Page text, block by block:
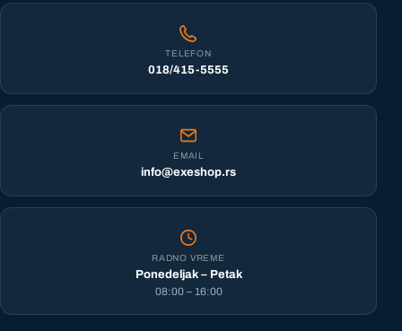
TELEFON
018/415-5555
EMAIL
info@exeshop.rs
RADNO VREME
Ponedeljak – Petak
08:00 – 16:00